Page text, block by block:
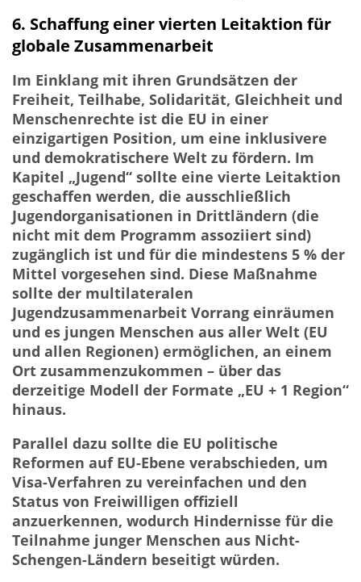
6. Schaffung einer vierten Leitaktion für
globale Zusammenarbeit
Im Einklang mit ihren Grundsätzen der
Freiheit, Teilhabe, Solidarität, Gleichheit und
Menschenrechte ist die EU in einer
einzigartigen Position, um eine inklusivere
und demokratischere Welt zu fördern. Im
Kapitel „Jugend“ sollte eine vierte Leitaktion
geschaffen werden, die ausschließlich
Jugendorganisationen in Drittländern (die
nicht mit dem Programm assoziiert sind)
zugänglich ist und für die mindestens 5 % der
Mittel vorgesehen sind. Diese Maßnahme
sollte der multilateralen
Jugendzusammenarbeit Vorrang einräumen
und es jungen Menschen aus aller Welt (EU
und allen Regionen) ermöglichen, an einem
Ort zusammenzukommen – über das
derzeitige Modell der Formate „EU + 1 Region“
hinaus.
Parallel dazu sollte die EU politische
Reformen auf EU-Ebene verabschieden, um
Visa-Verfahren zu vereinfachen und den
Status von Freiwilligen offiziell
anzuerkennen, wodurch Hindernisse für die
Teilnahme junger Menschen aus Nicht-
Schengen-Ländern beseitigt würden.